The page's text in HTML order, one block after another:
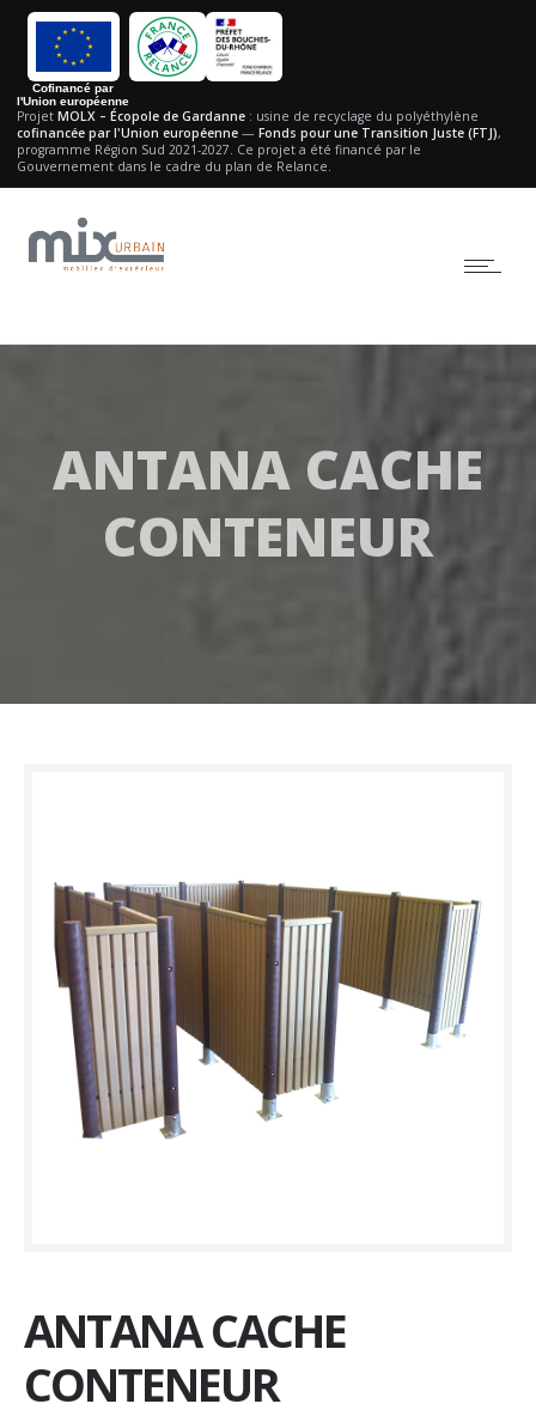
Cofinancé par
l'Union européenne
Projet MOLX – Écopole de Gardanne : usine de recyclage du polyéthylène
cofinancée par l'Union européenne — Fonds pour une Transition Juste (FTJ),
programme Région Sud 2021-2027. Ce projet a été financé par le
Gouvernement dans le cadre du plan de Relance.
ANTANA CACHE
CONTENEUR
ANTANA CACHE
CONTENEUR